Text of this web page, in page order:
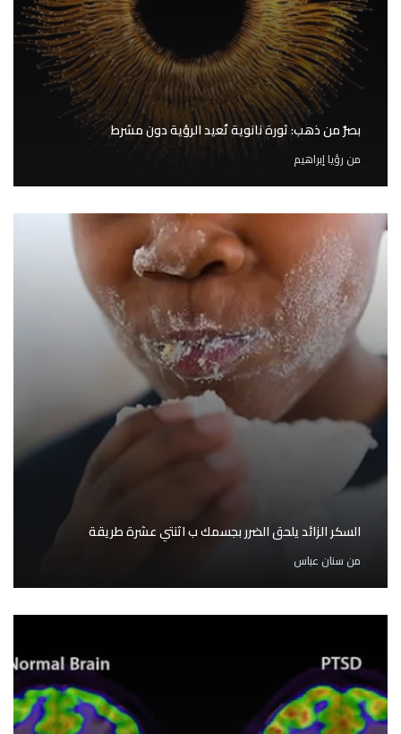
بصرٌ من ذهب: ثورة نانوية تُعيد الرؤية دون مشرط
من رؤيا إبراهيم
السكر الزائد يلحق الضرر بجسمك ب اثنتي عشرة طريقة
من سنان عباس